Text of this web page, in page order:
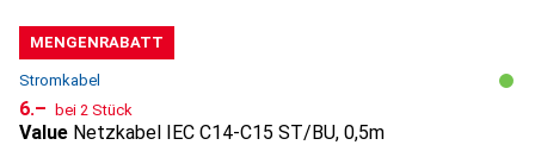
MENGENRABATT
Stromkabel
CHF
6.– bei 2 Stück
Value Netzkabel IEC C14-C15 ST/BU, 0,5m